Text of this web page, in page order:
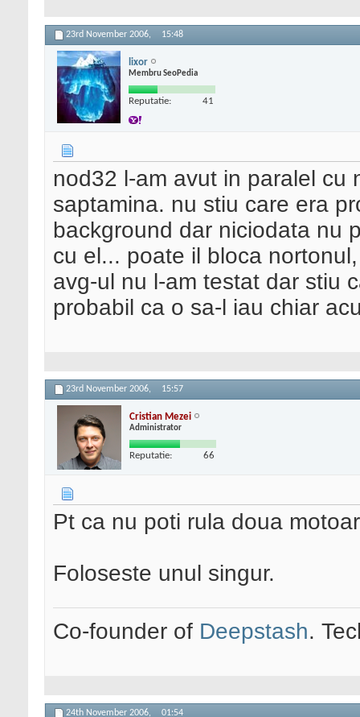
23rd November 2006, 15:48
lixor
Membru SeoPedia
Reputatie: 41
nod32 l-am avut in paralel cu
saptamina. nu stiu care era
background dar niciodata nu
cu el... poate il bloca
avg-ul nu l-am testat dar stiu
probabil ca o sa-l iau chiar
23rd November 2006, 15:57
Cristian Mezei
Administrator
Reputatie: 66
Pt ca nu poti rula doua
Foloseste unul singur.
Co-founder of Deepstash.
24th November 2006, 01:54